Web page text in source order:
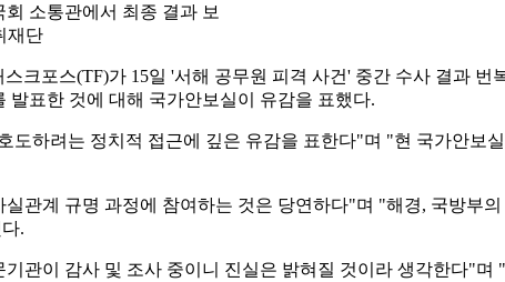
소통관에서 최종 결과 보
재단
크포스(TF)가 15일 '서해 공무원 피격 사건' 중간 수사 결과
발표한 것에 대해 국가안보실이 유감을 표했다.
도하려는 정치적 접근에 깊은 유감을 표한다"며 "현 국가안보
관계 규명 과정에 참여하는 것은 당연하다"며 "해경, 국방부
.
관이 감사 및 조사 중이니 진실은 밝혀질 것이라 생각한다"